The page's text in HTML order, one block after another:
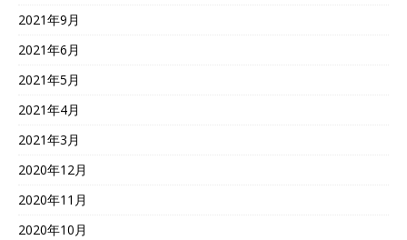
2021年9月
2021年6月
2021年5月
2021年4月
2021年3月
2020年12月
2020年11月
2020年10月